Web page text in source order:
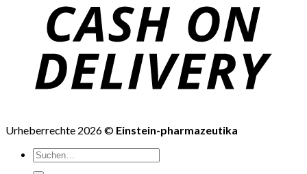
Urheberrechte 2026 © Einstein-pharmazeutika
Suchen
nach: